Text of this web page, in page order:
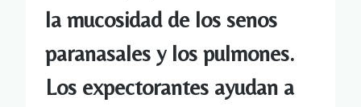
la mucosidad de los senos
paranasales y los pulmones.
Los expectorantes ayudan a